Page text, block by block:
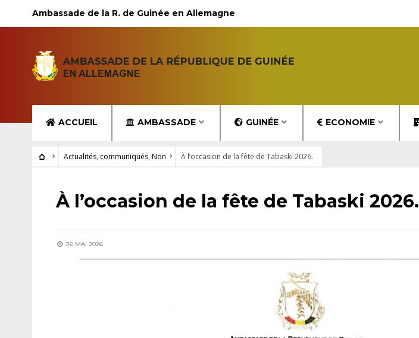
Ambassade de la R. de Guinée en Allemagne
ACCUEIL AMBASSADE GUINÉE ECONOMIE
Actualités, communiqués, Non À l’occasion de la fête de Tabaski 2026.
ACTUALITÉS•COMMUNIQUÉS•NON
À l’occasion de la fête de Tabaski 2026.
26 MAI 2026